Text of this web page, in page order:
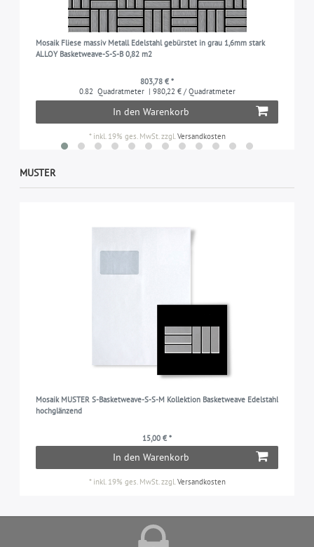
Mosaik Fliese massiv Metall Edelstahl gebürstet in grau 1,6mm stark
ALLOY Basketweave-S-S-B 0,82 m2
803,78 € *
0.82 Quadratmeter | 980,22 € / Quadratmeter
In den Warenkorb
* inkl. 19% ges. MwSt. zzgl. Versandkosten
MUSTER
Mosaik MUSTER S-Basketweave-S-S-M Kollektion Basketweave Edelstahl
hochglänzend
15,00 € *
In den Warenkorb
* inkl. 19% ges. MwSt.zzgl.Versandkosten